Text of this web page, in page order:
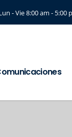
- Vie 8:00 am - 5:00